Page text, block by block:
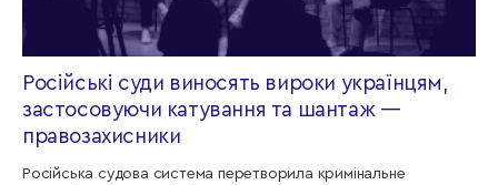
Російські суди виносять вироки українцям,
застосовуючи катування та шантаж —
правозахисники
Російська судова система перетворила кримінальне